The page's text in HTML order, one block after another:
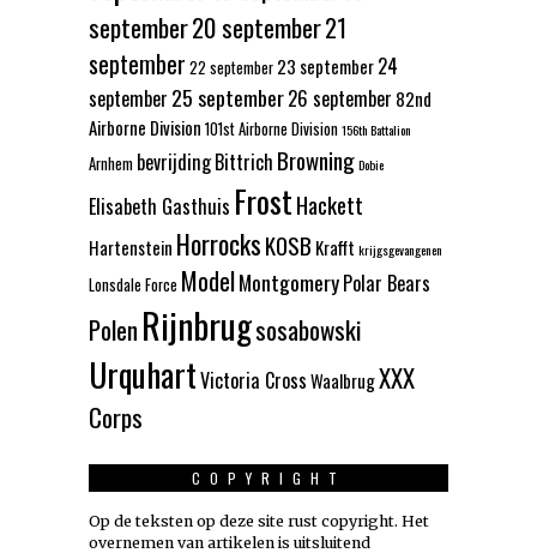
september20 september21
september 22 september 23 september24
september 25 september26 september 82nd
Airborne Division 101st Airborne Division156th Battalion
Arnhem bevrijdingBittrich BrowningDobie
Elisabeth Gasthuis FrostHackett
Hartenstein HorrocksKOSB Krafft krijgsgevangenen
Lonsdale Force ModelMontgomeryPolar Bears
PolenRijnbrugsosabowski
UrquhartVictoria CrossWaalbrugXXX
Corps
COPYRIGHT
Op de teksten op deze site rust copyright. Het
overnemen van artikelen is uitsluitend